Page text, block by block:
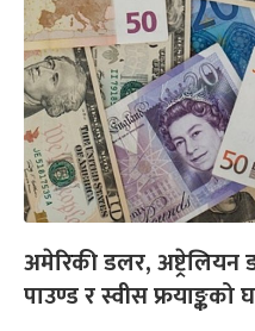
अमेरिकी डलर,
पाउण्ड र स्वीस फ्रयाङ्कको